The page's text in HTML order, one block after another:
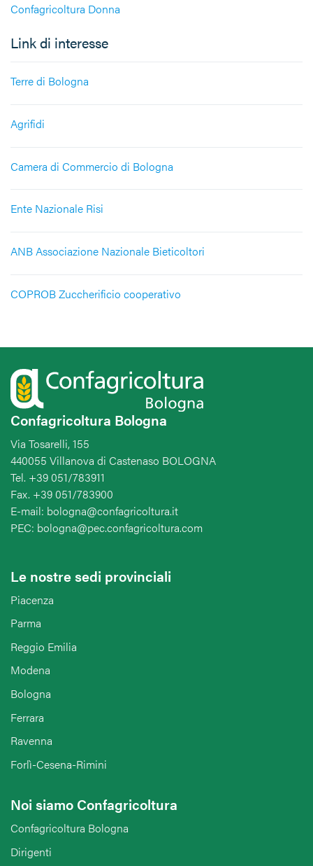
Confagricoltura Donna
Link di interesse
Terre di Bologna
Agrifidi
Camera di Commercio di Bologna
Ente Nazionale Risi
ANB Associazione Nazionale Bieticoltori
COPROB Zuccherificio cooperativo
Confagricoltura Bologna
Via Tosarelli, 155
440055 Villanova di Castenaso BOLOGNA
Tel. +39 051/783911
Fax. +39 051/783900
E-mail: bologna@confagricoltura.it
PEC: bologna@pec.confagricoltura.com
Le nostre sedi provinciali
Piacenza
Parma
Reggio Emilia
Modena
Bologna
Ferrara
Ravenna
Forlì-Cesena-Rimini
Noi siamo Confagricoltura
Confagricoltura Bologna
Dirigenti